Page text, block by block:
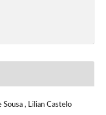
, Lilian Castelo